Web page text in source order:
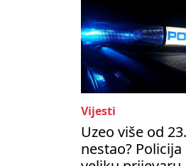
Vijesti
Uzeo više od
nestao?